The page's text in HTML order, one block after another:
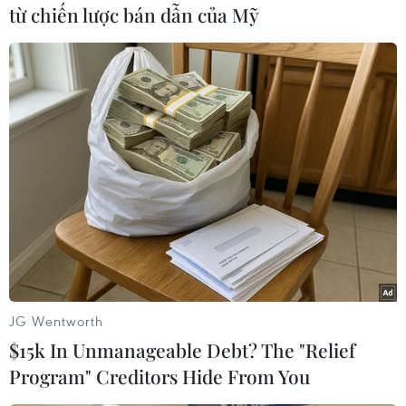
#Long An #Nước lũ #Vay vốn
#Ngân hàng
Long An
Tây Ninh
Theo dõi VietnamPlus
TIN CÙNG CHUYÊN MỤC
từ chiến lược bán dẫn của Mỹ
JG Wentworth
$15k In Unmanageable Debt? The "Relief
Program" Creditors Hide From You